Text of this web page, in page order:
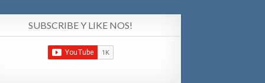
SUBSCRIBE Y LIKE NOS!